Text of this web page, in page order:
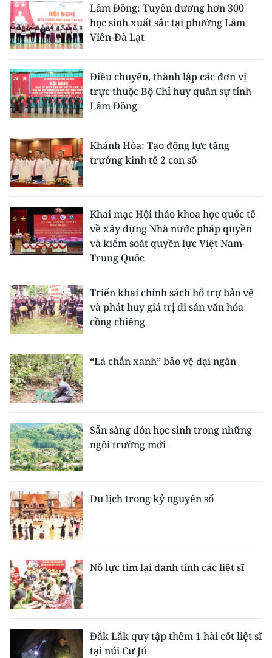
Lâm Đồng: Tuyên dương hơn 300
học sinh xuất sắc tại phường Lâm
Viên-Đà Lạt
Điều chuyển, thành lập các đơn vị
trực thuộc Bộ Chỉ huy quân sự tỉnh
Lâm Đồng
Khánh Hòa: Tạo động lực tăng
trưởng kinh tế 2 con số
Khai mạc Hội thảo khoa học quốc tế
về xây dựng Nhà nước pháp quyền
và kiểm soát quyền lực Việt Nam-
Trung Quốc
Triển khai chính sách hỗ trợ bảo vệ
và phát huy giá trị di sản văn hóa
cồng chiêng
“Lá chắn xanh” bảo vệ đại ngàn
Sẵn sàng đón học sinh trong những
ngôi trường mới
Du lịch trong kỷ nguyên số
Nỗ lực tìm lại danh tính các liệt sĩ
Đắk Lắk quy tập thêm 1 hài cốt liệt sĩ
tại núi Cư Jú